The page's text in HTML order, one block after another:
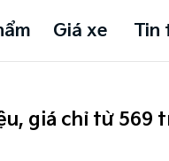
Giá xe Tin
giá chỉ từ 569